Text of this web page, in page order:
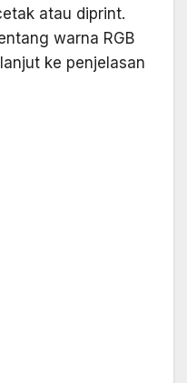
atau diprint.
warna RGB
ke penjelasan